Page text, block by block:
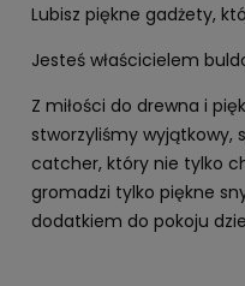
Lubisz piękne gadżety,
Jesteś właścicielem
Z miłości do drewna i
stworzyliśmy wyjątkowy,
catcher, który nie tylko
gromadzi tylko piękne
dodatkiem do pokoju